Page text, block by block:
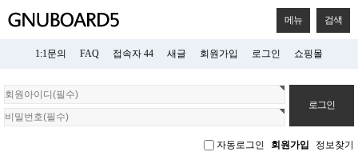
메뉴 검색
1:1문의 FAQ 접속자 44 새글 회원가입 로그인 쇼핑몰
회
원
로
자동로그인 회원가입 정보찾기